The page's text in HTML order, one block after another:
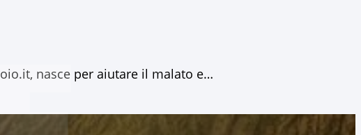
nasce per aiutare il malato e…